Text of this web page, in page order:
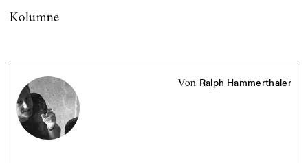
Kolumne
von Ralph Hammerthaler